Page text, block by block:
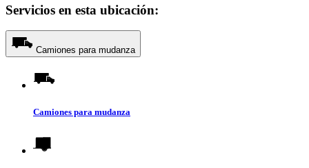
Servicios en esta ubicación:
Camiones para mudanza
Camiones para mudanza